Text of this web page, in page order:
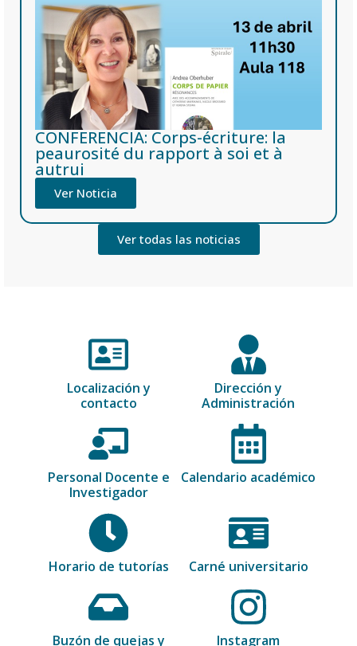
CONFERENCIA: Corps-écriture: la
peaurosité du rapport à soi et à
autrui
Ver Noticia
Ver todas las noticias
Localización y
contacto
Dirección y
Administración
Personal Docente e
Investigador
Calendario académico
Horario de tutorías Carné universitario
Buzón de quejas y Instagram